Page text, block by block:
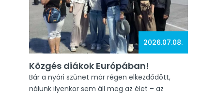
2026.07.08.
Közgés diákok Európában!
Bár a nyári szünet már régen elkezdődött,
nálunk ilyenkor sem áll meg az élet – az